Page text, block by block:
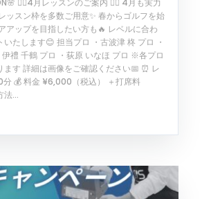
ッスン枠を多数ご用意✨ 春からゴルフを始
アップを目指したい方も🔥 レベルに合わ
たします😊 担当プロ ・古波津 柊 プロ ・
禮 千鶴 プロ ・荻原 いなほ プロ ※各プロ
ます 詳細は画像をご確認ください📅 ⏰ レ
分 💰 料金 ¥6,000（税込） ＋打席料
法...